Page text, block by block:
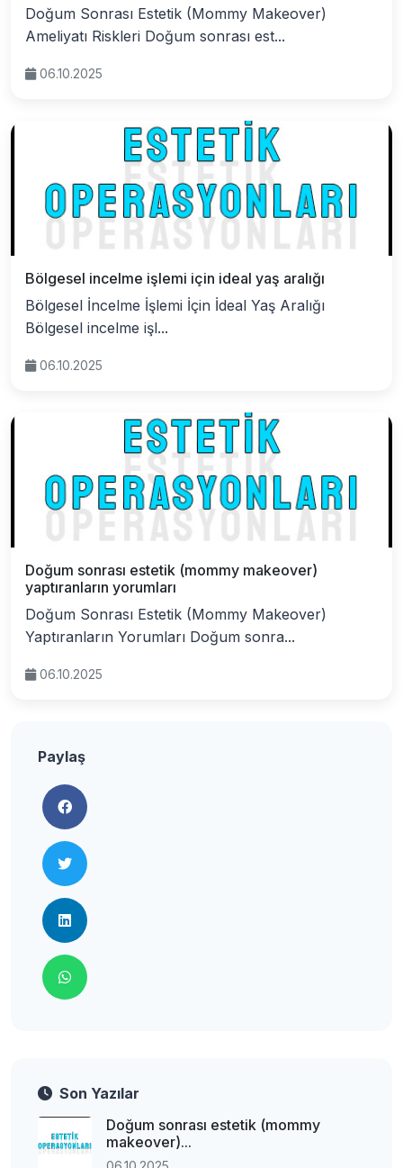
Doğum Sonrası Estetik (Mommy Makeover)
Ameliyatı Riskleri Doğum sonrası est...
06.10.2025
Bölgesel incelme işlemi için ideal yaş aralığı
Bölgesel İncelme İşlemi İçin İdeal Yaş Aralığı
Bölgesel incelme işl...
06.10.2025
Doğum sonrası estetik (mommy makeover)
yaptıranların yorumları
Doğum Sonrası Estetik (Mommy Makeover)
Yaptıranların Yorumları Doğum sonra...
06.10.2025
Paylaş
Son Yazılar
Doğum sonrası estetik (mommy
makeover)...